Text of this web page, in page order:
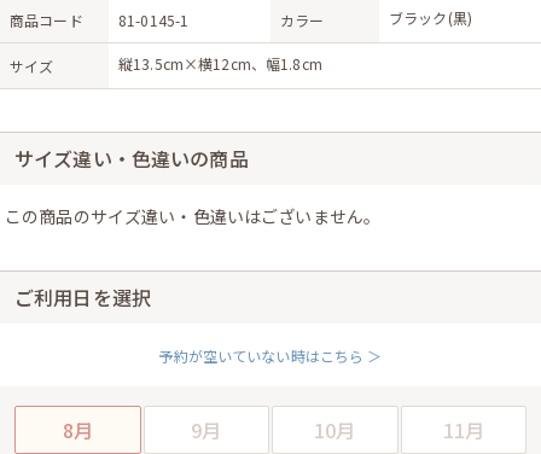
商品コード 81-0145-1 カラー ブラック(黒)
サイズ 縦13.5cm×横12cm、幅1.8cm
サイズ違い・色違いの商品
この商品のサイズ違い・色違いはございません。
ご利用日を選択
予約が空いていない時はこちら ＞
8月 9月 10月 11月